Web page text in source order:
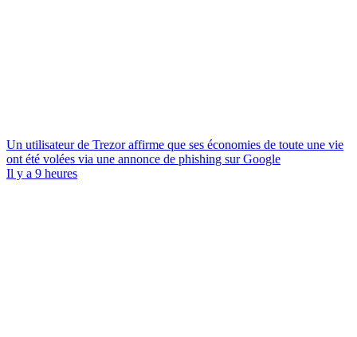
Un utilisateur de Trezor affirme que ses économies de toute une vie
ont été volées via une annonce de phishing sur Google
Il y a 9 heures